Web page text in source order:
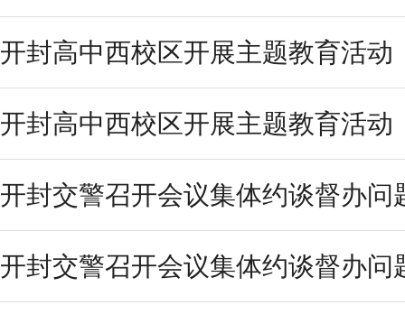
开封高中西校区开展主题教育活动
开封高中西校区开展主题教育活动
开封交警召开会议集体约谈督办问
开封交警召开会议集体约谈督办问